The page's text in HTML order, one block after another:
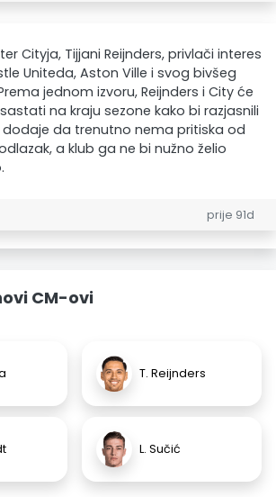
Cityja, Tijjani Reijnders, privlači interes
Uniteda, Aston Ville i svog bivšeg
jednom izvoru, Reijnders i City će
na kraju sezone kako bi razjasnili
dodaje da trenutno nema pritiska od
a klub ga ne bi nužno želio
prije 91d
CM-ovi
T. Reijnders
L. Sučić